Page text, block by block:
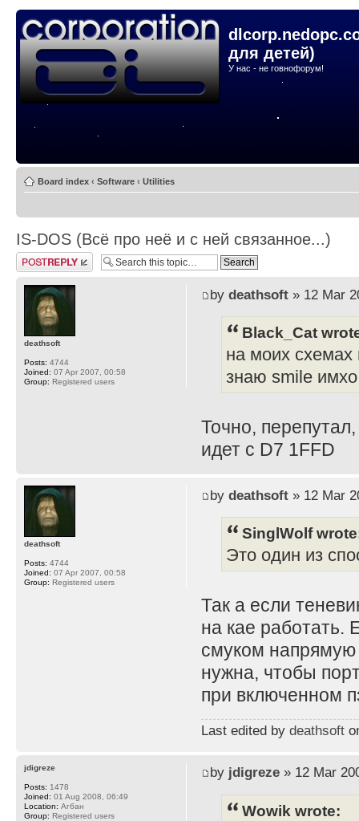
для детей)
У нас - не говнофорум!
Board index ‹ Software ‹ Utilities
IS-DOS (Всё про неё и с ней связанное...)
Post a reply
by deathsoft» 12 Mar
Black_Cat
на моих схемах
знаю smile
Точно,
идет с D7 1FFD
deathsoft
Posts: 4744
Joined: 07 Apr 2007, 00:58
Group: Registered users
by deathsoft» 12 Mar
SinglWolf
Это один из
Так а если
на кае работать.
смуком напрямую
нужна, чтобы
при включенном
Last edited by deathsoft
deathsoft
Posts: 4744
Joined: 07 Apr 2007, 00:58
Group: Registered users
by jdigreze» 12 Mar
Wowik wrote:
jdigreze
Posts: 1478
Joined: 01 Aug 2008, 06:49
Location: Агбан
Group: Registered users